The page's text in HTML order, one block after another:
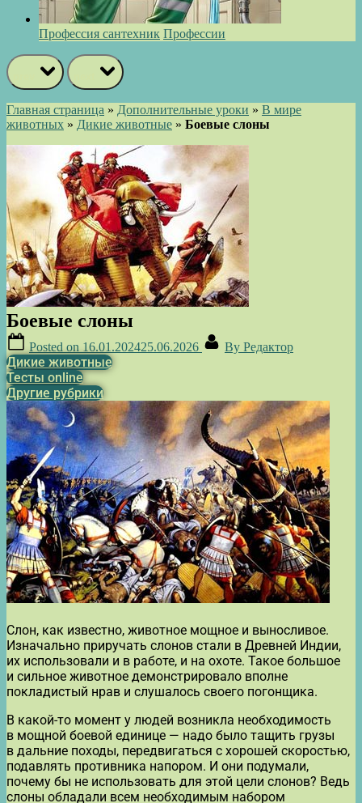
Профессия сантехник Профессии
Главная страница » Дополнительные уроки » В мире
животных » Дикие животные » Боевые слоны
Боевые слоны
Posted on 16.01.202425.06.2026 By Редактор
Дикие животные
Тесты online
Другие рубрики
Слон, как известно, животное мощное и выносливое.
Изначально приручать слонов стали в Древней Индии,
их использовали и в работе, и на охоте. Такое большое
и сильное животное демонстрировало вполне
покладистый нрав и слушалось своего погонщика.
В какой-то момент у людей возникла необходимость
в мощной боевой единице — надо было тащить грузы
в дальние походы, передвигаться с хорошей скоростью,
подавлять противника напором. И они подумали,
почему бы не использовать для этой цели слонов? Ведь
слоны обладали всем необходимым набором